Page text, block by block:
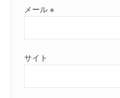
メール※
サイト